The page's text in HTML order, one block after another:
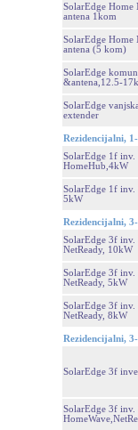
SolarEdge
antena 1kom
SolarEdge
antena (5 kom)
SolarEdge
&antena,12.5-
SolarEdge
extender
Rezidencijalni,
SolarEdge 1f inv.
HomeHub,4kW
SolarEdge 1f inv.
5kW
Rezidencijalni,
SolarEdge 3f inv.
NetReady, 10kW
SolarEdge 3f inv.
NetReady, 5kW
SolarEdge 3f inv.
NetReady, 8kW
Rezidencijalni,
SolarEdge 3f
SolarEdge 3f inv.